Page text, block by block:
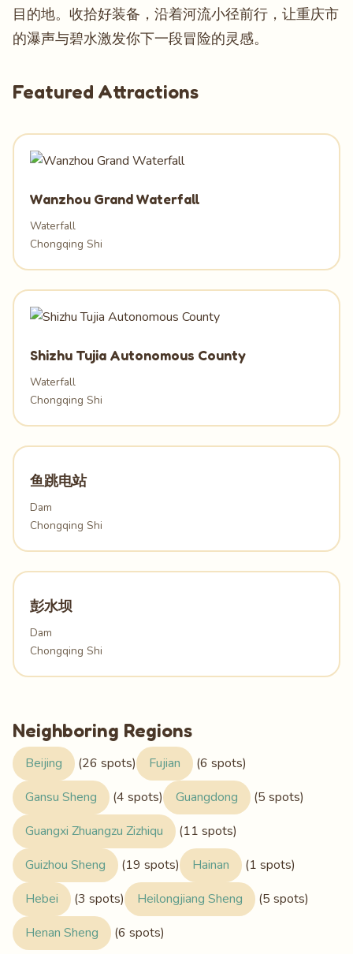
目的地。收拾好装备，沿着河流小径前行，让重庆市
的瀑声与碧水激发你下一段冒险的灵感。
Featured Attractions
Wanzhou Grand Waterfall
Waterfall
Chongqing Shi
Shizhu Tujia Autonomous County
Waterfall
Chongqing Shi
鱼跳电站
Dam
Chongqing Shi
彭水坝
Dam
Chongqing Shi
Neighboring Regions
Beijing (26 spots) Fujian
(6 spots)
Gansu Sheng
(4 spots) Guangdong
(5 spots)
Guangxi Zhuangzu Zizhiqu
(11 spots)
Guizhou Sheng
(19 spots) Hainan
(1 spots)
Hebei
(3 spots) Heilongjiang Sheng
(5 spots)
Henan Sheng
(6 spots)